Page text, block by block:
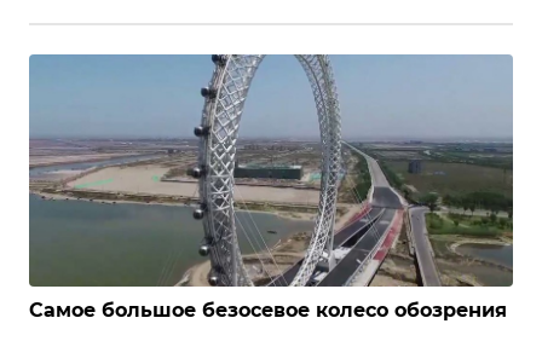
Самое большое безосевое колесо обозрения